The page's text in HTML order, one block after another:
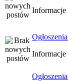
Informacje
Informacje